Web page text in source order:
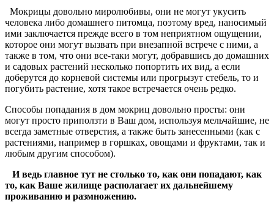
Мокрицы довольно миролюбивы, они не могут укусить
человека либо домашнего питомца, поэтому вред, наносимый
ими заключается прежде всего в том неприятном ощущении,
которое они могут вызвать при внезапной встрече с ними, а
также в том, что они все-таки могут, добравшись до домашних
и садовых растений несколько попортить их вид, а если
доберутся до корневой системы или прогрызут стебель, то и
погубить растение, хотя такое встречается очень редко.
Способы попадания в дом мокриц довольно просты: они
могут просто приползти в Ваш дом, используя мельчайшие, не
всегда заметные отверстия, а также быть занесенными (как с
растениями, например в горшках, овощами и фруктами, так и
любым другим способом).
И ведь главное тут не столько то, как они попадают, как
то, как Ваше жилище располагает их дальнейшему
проживанию и размножению.